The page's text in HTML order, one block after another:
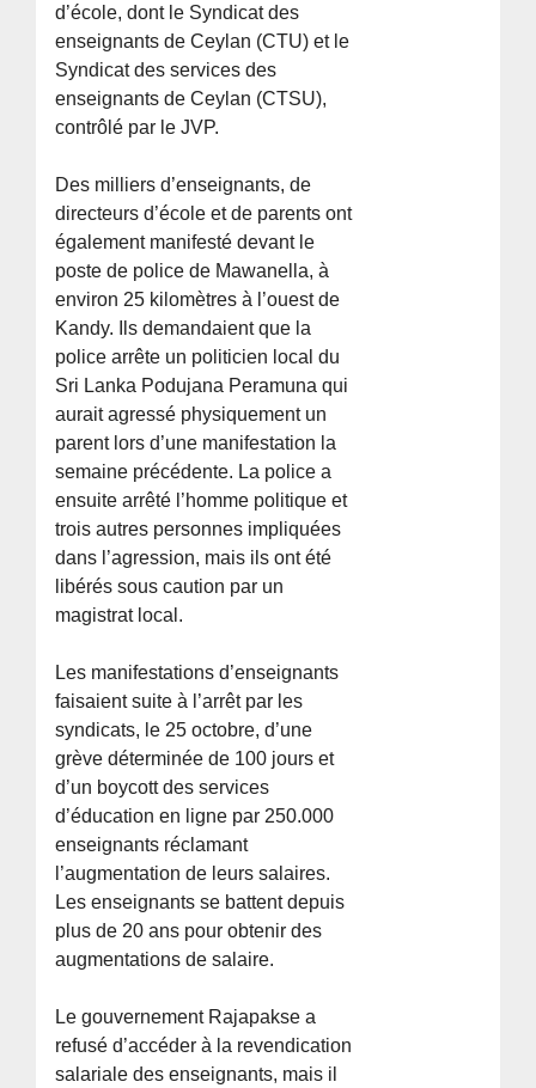
d’école, dont le Syndicat des
enseignants de Ceylan (CTU) et le
Syndicat des services des
enseignants de Ceylan (CTSU),
contrôlé par le JVP.
Des milliers d’enseignants, de
directeurs d’école et de parents ont
également manifesté devant le
poste de police de Mawanella, à
environ 25 kilomètres à l’ouest de
Kandy. Ils demandaient que la
police arrête un politicien local du
Sri Lanka Podujana Peramuna qui
aurait agressé physiquement un
parent lors d’une manifestation la
semaine précédente. La police a
ensuite arrêté l’homme politique et
trois autres personnes impliquées
dans l’agression, mais ils ont été
libérés sous caution par un
magistrat local.
Les manifestations d’enseignants
faisaient suite à l’arrêt par les
syndicats, le 25 octobre, d’une
grève déterminée de 100 jours et
d’un boycott des services
d’éducation en ligne par 250.000
enseignants réclamant
l’augmentation de leurs salaires.
Les enseignants se battent depuis
plus de 20 ans pour obtenir des
augmentations de salaire.
Le gouvernement Rajapakse a
refusé d’accéder à la revendication
salariale des enseignants, mais il